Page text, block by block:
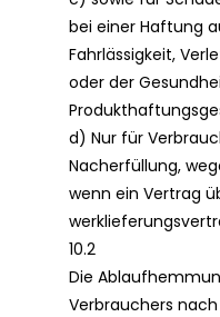
bei einer Haftung
Fahrlässigkeit,
oder der
d) Nur für
Nacherfüllung,
wenn ein Vertrag
10.2
Die
Verbrauchers